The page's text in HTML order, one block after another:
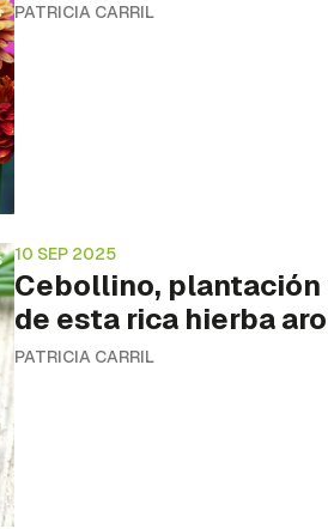
CANCELAR
PATRICIA CARRIL
10 SEP 2025
Cebollino, plantación
de esta rica hierba
PATRICIA CARRIL